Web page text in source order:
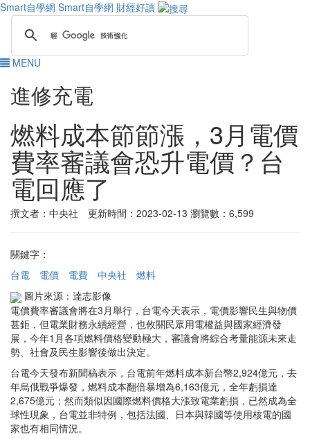
Smart自學網 Smart自學網 財經好讀
MENU
進修充電
燃料成本節節漲，3月電價
費率審議會恐升電價？台
電回應了
撰文者：中央社 更新時間：2023-02-13 瀏覽數：6,599
關鍵字：
台電
電價 電費 中央社
燃料
圖片來源：達志影像
電價費率審議會將在3月舉行，台電今天表示，電價影響民生與物價
甚鉅，但電業財務永續經營，也攸關民眾用電權益與國家經濟發
展，今年1月各項燃料價格變動極大，審議會將綜合考量能源未來走
勢、社會及民生影響後做出決定。
台電今天發布新聞稿表示，台電前年燃料成本新台幣2,924億元，去
年烏俄戰爭爆發，燃料成本翻倍暴增為6,163億元，全年虧損達
2,675億元；然而類似因國際燃料價格大漲致電業虧損，已然成為全
球性現象，台電並非特例，包括法國、日本與韓國等使用核電的國
家也有相同情況。